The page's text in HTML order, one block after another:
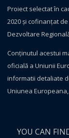
Proiect selectat în
2020 și cofinanțat
Dezvoltare
Conţinutul acestui
oficială a Uniunii
informatii detaliate
Uniunea
YOU CAN